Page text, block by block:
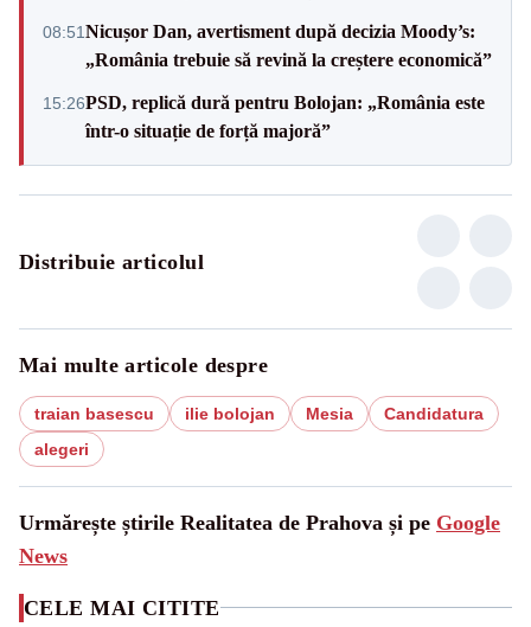
08:51Nicușor Dan, avertisment după decizia Moody’s:
„România trebuie să revină la creștere economică”
15:26PSD, replică dură pentru Bolojan: „România este
într-o situație de forță majoră”
Distribuie articolul
Mai multe articole despre
traian basescu ilie bolojan Mesia
Candidatura
alegeri
Urmărește știrile Realitatea de Prahova și pe Google
News
CELE MAI CITITE